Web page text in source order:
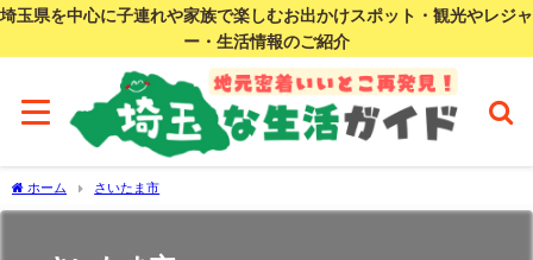
埼玉県を中心に子連れや家族で楽しむお出かけスポット・観光やレジャ
ー・生活情報のご紹介
ホーム さいたま市